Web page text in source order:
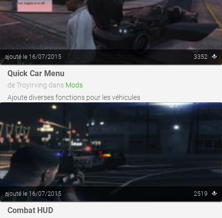
ajouté le 16/07/2015 3352
Quick Car Menu
de TroyIrving dans Mods
Ajoute diverses fonctions pour les véhicules
ajouté le 16/07/2015 2519
Combat HUD